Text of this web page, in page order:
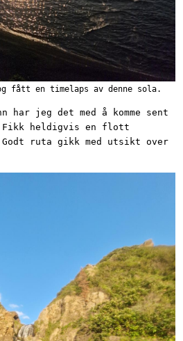
en timelaps av denne sola.
har jeg det med å komme sent
heldigvis en flott
ruta gikk med utsikt over